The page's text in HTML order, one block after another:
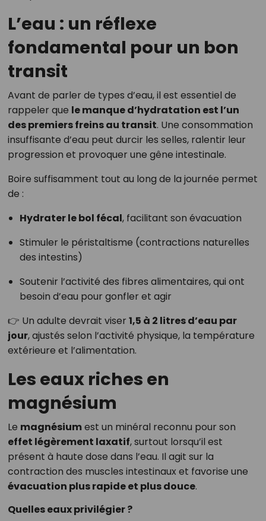
L’eau : un réflexe
fondamental pour un bon
transit
Avant de parler de types d’eau, il est essentiel de
rappeler que le manque d’hydratation est l’un
des premiers freins au transit. Une consommation
insuffisante d’eau peut durcir les selles, ralentir leur
progression et provoquer une gêne intestinale.
Boire suffisamment tout au long de la journée permet
de :
Hydrater le bol fécal, facilitant son évacuation
Stimuler le péristaltisme (contractions naturelles
des intestins)
Soutenir l’activité des fibres alimentaires, qui ont
besoin d’eau pour gonfler et agir
👉 Un adulte devrait viser 1,5 à 2 litres d’eau par
jour, ajustés selon l’activité physique, la température
extérieure et l’alimentation.
Les eaux riches en
magnésium
Le magnésiumest un minéral reconnu pour son
effet légèrement laxatif, surtout lorsqu’il est
présent à haute dose dans l’eau. Il agit sur la
contraction des muscles intestinaux et favorise une
évacuation plus rapide et plus douce.
Quelles eaux privilégier ?